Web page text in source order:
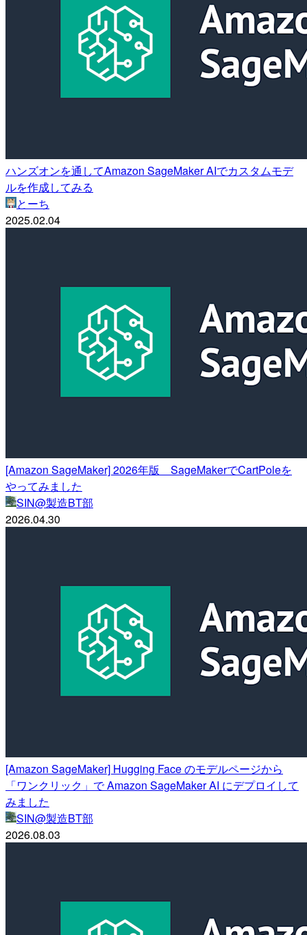
ハンズオンを通してAmazon SageMaker AIでカスタムモデ
ルを作成してみる
とーち
2025.02.04
[Amazon SageMaker] 2026年版 SageMakerでCartPoleを
やってみました
SIN@製造BT部
2026.04.30
[Amazon SageMaker] Hugging Face のモデルページから
「ワンクリック」で Amazon SageMaker AI にデプロイして
みました
SIN@製造BT部
2026.08.03